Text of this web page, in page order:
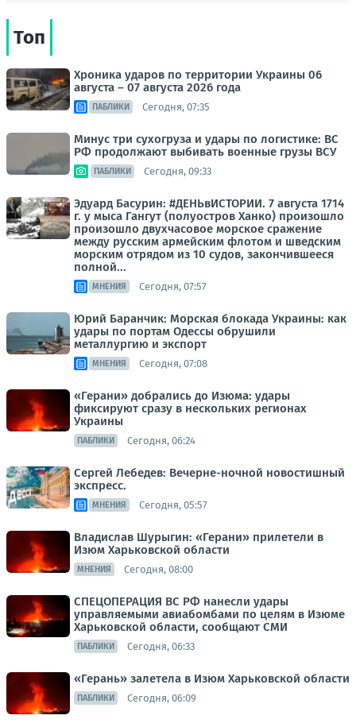
Топ
Хроника ударов по территории Украины 06
августа – 07 августа 2026 года
ПАБЛИКИ Сегодня, 07:35
Минус три сухогруза и удары по логистике: ВС
РФ продолжают выбивать военные грузы ВСУ
ПАБЛИКИ Сегодня, 09:33
Эдуард Басурин: #ДЕНЬвИСТОРИИ. 7 августа 1714
г. у мыса Гангут (полуостров Ханко) произошло
произошло двухчасовое морское сражение
между русским армейским флотом и шведским
морским отрядом из 10 судов, закончившееся
полной...
МНЕНИЯ Сегодня, 07:57
Юрий Баранчик: Морская блокада Украины: как
удары по портам Одессы обрушили
металлургию и экспорт
МНЕНИЯ Сегодня, 07:08
«Герани» добрались до Изюма: удары
фиксируют сразу в нескольких регионах
Украины
ПАБЛИКИ Сегодня, 06:24
Сергей Лебедев: Вечерне-ночной новостишный
экспресс.
МНЕНИЯ Сегодня, 05:57
Владислав Шурыгин: «Герани» прилетели в
Изюм Харьковской области
МНЕНИЯ Сегодня, 08:00
СПЕЦОПЕРАЦИЯ ВС РФ нанесли удары
управляемыми авиабомбами по целям в Изюме
Харьковской области, сообщают СМИ
ПАБЛИКИ Сегодня, 06:33
«Герань» залетела в Изюм Харьковской области
ПАБЛИКИ Сегодня, 06:09